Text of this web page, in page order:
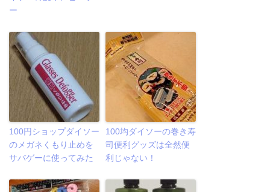
ー
100円ショップダイソー
のメガネくもり止めを
サバゲーに使ってみた
100均ダイソーの巻き寿
司便利グッズは全然便
利じゃない！